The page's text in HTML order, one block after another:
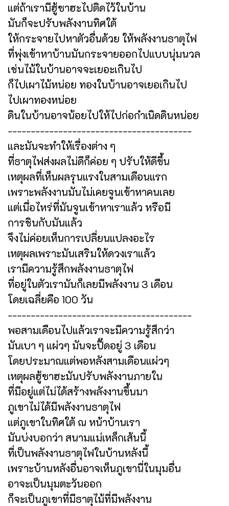
แต่ถ้าเรามีฮู้ซาฮะไปติดไว้ในบ้าน
มันก็จะปรับพลังงานทิศใต้
ให้กระจายไปหาตัวอื่นด้วย ให้พลังงานธาตุไฟ
ที่พุ่งเข้าหาบ้านมันกระจายออกไปแบบนุ่มนวล
เช่นไม้ในบ้านอาจจะเยอะเกินไป
ก็ไปเผาไม้หน่อย ทองในบ้านอาจเยอเกินไป
ไปเผาทองหน่อย
ดินในบ้านอาจน้อยไปให้ไปก่อกำเนิดดินหน่อย
----------------------------------------
และมันจะทำให้เรื่องต่าง ๆ
ที่ธาตุไฟส่งผลไม่ดีก็ค่อย ๆ ปรับให้ดีขึ้น
เหตุผลที่เห็นผลรุนแรงในสามเดือนแรก
เพราะพลังงานมันไม่เคยจูนเข้าหาคนเลย
แต่เมื่อไหร่ที่มันจูนเข้าหาเราแล้ว หรือมี
การชินกับมันแล้ว
จึงไม่ค่อยเห็นการเปลี่ยนแปลงอะไร
เหตุผลเพราะมันเสริมให้ดวงเราแล้ว
เรามีความรู้สึกพลังงานธาตุไฟ
ที่อยู่ในตัวเรามันก็เลยมีพลังงาน 3 เดือน
โดยเฉลี่ยคือ 100 วัน
----------------------------------------
พอสามเดือนไปแล้วเราจะมีความรู้สึกว่า
มันเบา ๆ แผ่วๆ มันจะปี๊ดอยู่ 3 เดือน
โดยประมาณแต่พอหลังสามเดือนแผ่วๆ
เหตุผลฮู้ซาฮะมันปรับพลังงานภายใน
ที่มีอยู่แต่ไม่ได้สร้างพลังงานขึ้นมา
ภูเขาไม่ได้มีพลังงานธาตุไฟ
แต่ภูเขาในทิศใต้ ณ หน้าบ้านเรา
มันบ่งบอกว่า สนามแม่เหล็กเส้นนี้
ที่เป็นพลังงานธาตุไฟในบ้านหลังนี้
เพราะบ้านหลังอื่นอาจเห็นภูเขานี่ในมุมอื่น
อาจะเป็นมุมตะวันออก
ก็จะเป็นภูเขาที่มีธาตุไม้ที่มีพลังงาน